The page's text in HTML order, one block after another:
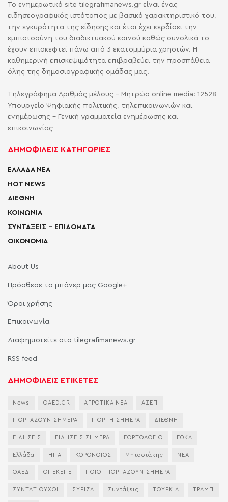
Το ενημερωτικό site tilegrafimanews.gr είναι ένας
ειδησεογραφικός ιστότοπος με βασικό χαρακτηριστικό του,
την εγκυρότητα της είδησης και έτσι έχει κερδίσει την
εμπιστοσύνη του διαδικτυακού κοινού καθώς συνολικά το
έχουν επισκεφτεί πάνω από 3 εκατομμύρια χρηστών. Η
καθημερινή επισκεψιμότητα επιβραβεύει την προσπάθεια
όλης της δημοσιογραφικής ομάδας μας.
Τηλεγράφημα Αριθμός μέλους - Μητρώο online media: 12528
Υπουργείο Ψηφιακής πολιτικής, τηλεπικοινωνιών και
ενημέρωσης - Γενική γραμματεία ενημέρωσης και
επικοινωνίας
ΔΗΜΟΦΙΛΕΙΣ ΚΑΤΗΓΟΡΙΕΣ
ΕΛΛΑΔΑ ΝΕΑ
HOT NEWS
ΔΙΕΘΝΗ
ΚΟΙΝΩΝΙΑ
ΣΥΝΤΑΞΕΙΣ – ΕΠΙΔΟΜΑΤΑ
ΟΙΚΟΝΟΜΙΑ
About Us
Πρόσθεσε το μπάνερ μας Google+
Όροι χρήσης
Επικοινωνία
Διαφημιστείτε στο tilegrafimanews.gr
RSS feed
ΔΗΜΟΦΙΛΕΙΣ ΕΤΙΚΕΤΕΣ
News OAED.GR ΑΓΡΟΤΙΚΑ ΝΕΑ ΑΣΕΠ
ΓΙΟΡΤΑΖΟΥΝ ΣΗΜΕΡΑ ΓΙΟΡΤΗ ΣΗΜΕΡΑ ΔΙΕΘΝΗ
ΕΙΔΗΣΕΙΣ ΕΙΔΗΣΕΙΣ ΣΗΜΕΡΑ ΕΟΡΤΟΛΟΓΙΟ ΕΦΚΑ
Ελλάδα ΗΠΑ ΚΟΡΟΝΟΙΟΣ Μητσοτάκης ΝΕΑ
ΟΑΕΔ ΟΠΕΚΕΠΕ ΠΟΙΟΙ ΓΙΟΡΤΑΖΟΥΝ ΣΗΜΕΡΑ
ΣΥΝΤΑΞΙΟΥΧΟΙ ΣΥΡΙΖΑ Συντάξεις ΤΟΥΡΚΙΑ ΤΡΑΜΠ